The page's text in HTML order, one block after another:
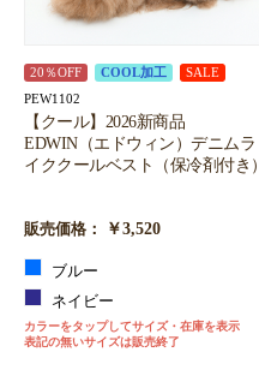
20％OFF COOL加工 SALE
PEW1102
【クール】2026新商品
EDWIN（エドウィン）デニムラ
イククールベスト（保冷剤付き）
販売価格： ￥3,520
ブルー
ネイビー
カラーをタップしてサイズ・在庫を表示
表記の無いサイズは販売終了